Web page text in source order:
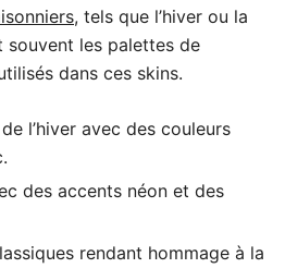
, tels que l’hiver ou la
les palettes de
dans ces skins.
l’hiver avec des couleurs
des accents néon et des
rendant hommage à la